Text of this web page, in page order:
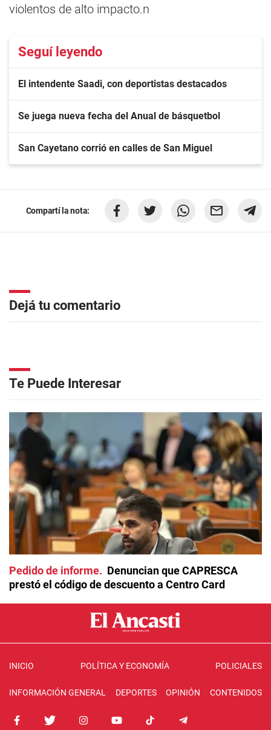
violentos de alto impacto.n
Seguí leyendo
El intendente Saadi, con deportistas destacados
Se juega nueva fecha del Anual de básquetbol
San Cayetano corrió en calles de San Miguel
Compartí la nota:
Dejá tu comentario
Te Puede Interesar
Pedido de informe
Denuncian que CAPRESCA
prestó el código de descuento a Centro Card
INICIO POLÍTICA Y ECONOMÍA POLICIALES
INFORMACIÓN GENERAL DEPORTES OPINIÓN CONTENIDOS